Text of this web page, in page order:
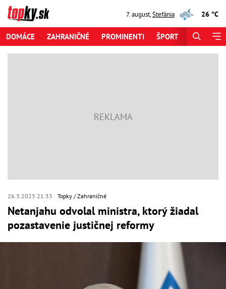
7. august,Štefánia 26 °C
DOMÁCE ZAHRANIČNÉ PROMINENTI ŠPORT
26.3.2023 21:33 Topky Zahraničné
Netanjahu odvolal ministra, ktorý žiadal
pozastavenie justičnej reformy